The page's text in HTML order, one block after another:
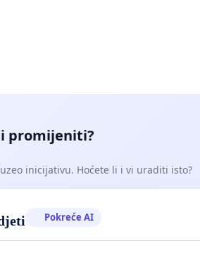
promijeniti?
inicijativu. Hoćete li i vi uraditi isto?
Pokreće AI